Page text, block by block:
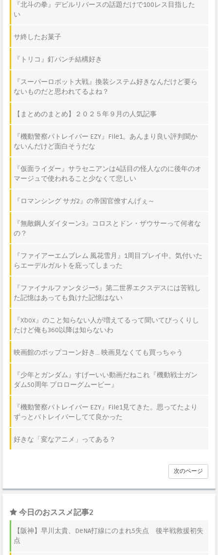
『北斗の拳』デビルリバースの話題だけで100レス目指した
い
サ終したお菓子
『トリコ』釘パンチ結構好き
『スーパーロボット大戦』換装システム好きなんだけど要ら
ないものだと思われてるよね？
【まとめのまとめ】２０２５年９月の人気記事
『機動警察パトレイバー EZY』File1。あんまり良い評判聞か
ないんだけど面白そうだな
『仮面ライダー』サラセニアンは4話目の怪人なのに後年のオ
マージュで使われること少なくて悲しい
『ロマンシング サガ2』の帝国官僚すんげぇ～
『無敵鋼人ダイターン3』コロスとドン・ザウサーって何者な
の？
『ファイアーエムブレム 風花雪月』1周目プレイ中。気付いた
らエーデルガルトを庇ってしまった
『ファイナルファンタジー5』第二世界エクスデスには苦戦し
た記憶はあっても負けた記憶はない
『Xbox』のこと知らない人が増えてるって聞いてびっくりし
たけど俺も360以降は知らないわ
映画館のポップコーン好き… 映画見なくても買っちゃう
『少年とガンダム』すげーいい動画だねこれ『機動戦士ガン
ダム50周年 プロローグムービー』
『機動警察パトレイバー EZY』File1見てきた。思ってたより
ずっとパトレイバーしてて良かった
好きな「変なアニメ」ってある？
次のページ